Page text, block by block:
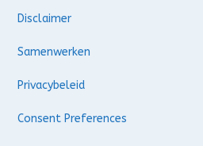
Disclaimer
Samenwerken
Privacybeleid
Consent Preferences